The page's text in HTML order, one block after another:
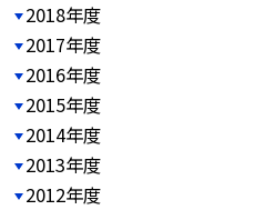
2018年度
2017年度
2016年度
2015年度
2014年度
2013年度
2012年度